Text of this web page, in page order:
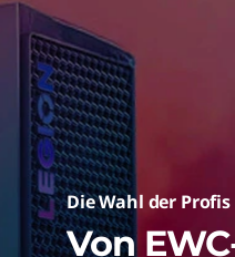
Die Wahl der Profis
Von